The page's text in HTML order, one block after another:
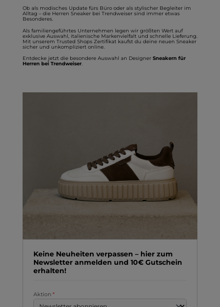
Ob als modisches Update fürs Büro oder als stylischer Begleiter im
Alltag – die Herren Sneaker bei Trendweiser sind immer etwas
Besonderes.
Als familiengeführtes Unternehmen legen wir größten Wert auf
exklusive Auswahl, italienische Markenvielfalt und schnelle Lieferung.
Mit unserem Trusted Shops Zertifikat kaufst du deine neuen Sneaker
sicher und unkompliziert online.
Entdecke jetzt die besondere Auswahl an Designer Sneakern für
Herren bei Trendweiser.
Keine Neuheiten verpassen – hier zum
Newsletter anmelden und 10€ Gutschein
erhalten!
Aktion *